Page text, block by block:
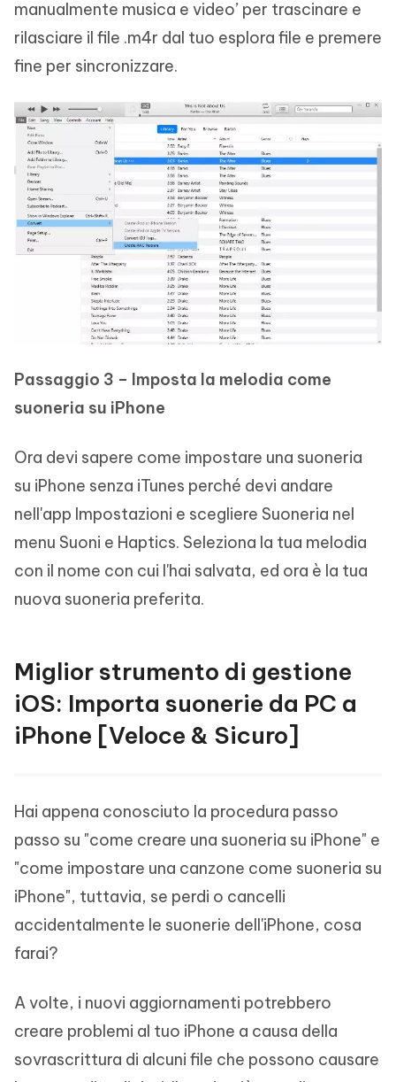
manualmente musica e video’ per trascinare e
rilasciare il file .m4r dal tuo esplora file e premere
fine per sincronizzare.
Passaggio 3 – Imposta la melodia come
suoneria su iPhone
Ora devi sapere come impostare una suoneria
su iPhone senza iTunes perché devi andare
nell'app Impostazioni e scegliere Suoneria nel
menu Suoni e Haptics. Seleziona la tua melodia
con il nome con cui l'hai salvata, ed ora è la tua
nuova suoneria preferita.
Miglior strumento di gestione
iOS: Importa suonerie da PC a
iPhone [Veloce & Sicuro]
Hai appena conosciuto la procedura passo
passo su "come creare una suoneria su iPhone" e
"come impostare una canzone come suoneria su
iPhone", tuttavia, se perdi o cancelli
accidentalmente le suonerie dell'iPhone, cosa
farai?
A volte, i nuovi aggiornamenti potrebbero
creare problemi al tuo iPhone a causa della
sovrascrittura di alcuni file che possono causare